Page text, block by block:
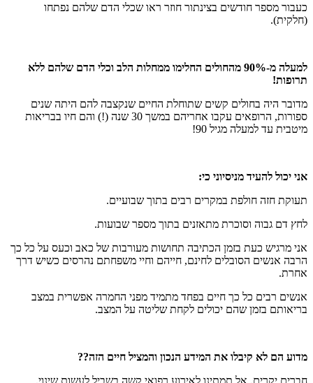
כעבור מספר חודשים בצינתור חוזר ראו שכלי הדם שלהם נפתחו
(חלקית).
למעלה מ-90% מהחולים החלימו ממחלות הלב וכלי הדם שלהם ללא
תרופות!
מדובר היה בחולים קשים שתוחלת החיים שנקצבה להם היתה שנים
ספורות, הרופאים עקבו אחריהם במשך 30 שנה (!) והם חיו בבריאות
מיטבית עד למעלה מגיל 90!
אני יכול להעיד מניסיוני כי:
תעוקת חזה חולפת במקרים רבים בתוך שבועיים.
לחץ דם גבוה וסוכרת מתאזנים בתוך מספר שבועות.
אני מרגיש כעת בזמן הכתיבה תחושות מעורבות של כאב וכעס על כל כך
הרבה אנשים הסובלים לחינם, חייהם וחיי משפחתם נהרסים כשיש דרך
אחרת.
אנשים רבים כל כך חיים בפחד מתמיד מפני החמרה אפשרית במצב
בריאותם בזמן שהם יכולים לקחת שליטה על המצב.
מדוע הם לא קיבלו את המידע הנכון והמציל חיים הזה??
חברים יקרים, אל תמתינו לאירוע רפואי קשה בשביל לעשות שינוי.